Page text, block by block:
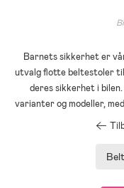
Barnets sikkerhet er
utvalg flotte beltestoler
deres sikkerhet i
varianter og modeller,